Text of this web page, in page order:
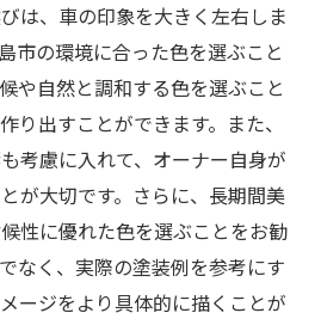
は、車の印象を大きく左右しま
市の環境に合った色を選ぶこと
や自然と調和する色を選ぶこと
り出すことができます。また、
考慮に入れて、オーナー自身が
が大切です。さらに、長期間美
性に優れた色を選ぶことをお勧
なく、実際の塗装例を参考にす
ージをより具体的に描くことが